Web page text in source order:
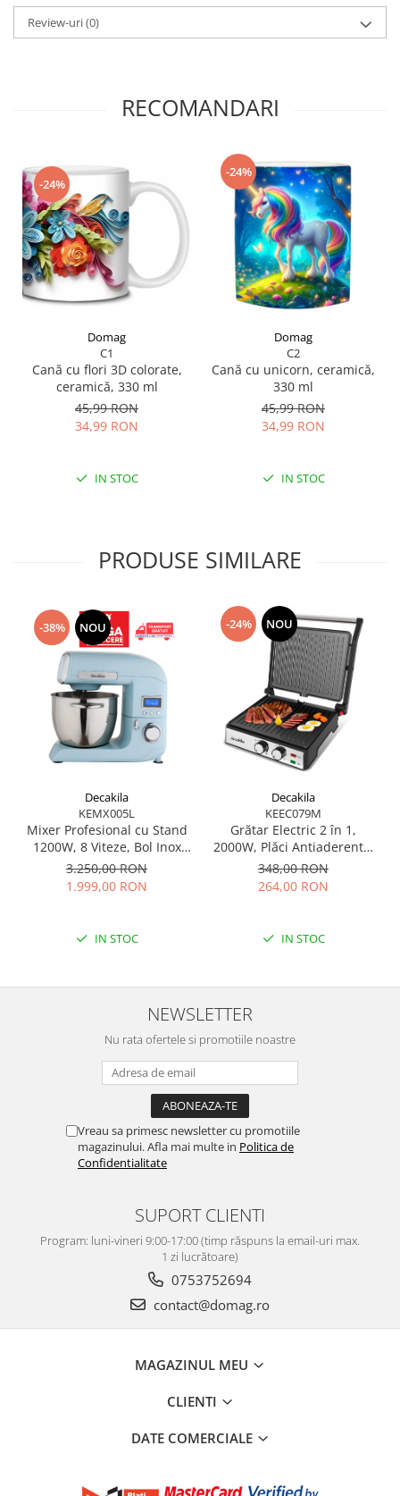
Trafalet
Unelte pentru altoit
Greble
Motoforeze și Burghie de Pământ
Ventilatoare
Review-uri(0)
RECOMANDARI
-24%
Domag
C1
Cană cu flori 3D colorate,
ceramică, 330 ml
45,99 RON
34,99 RON
IN STOC
-24%
Domag
C2
Cană cu unicorn, ceramică,
330 ml
45,99 RON
34,99 RON
IN STOC
PRODUSE SIMILARE
-38% NOU
Decakila
KEMX005L
Mixer Profesional cu Stand
1200W, 8 Viteze, Bol Inox
5.5L, Accesorii Complete –
Tocător, Blender, Mașină de
Tocat Carne, Aparat de
3.250,00 RON
1.999,00 RON
IN STOC
-24% NOU
Decakila
KEEC079M
Grătar Electric 2 în 1,
2000W, Plăci Antiaderente,
Cronometru și Control
Temperatură – 4 Felii,
Siguranță Termică, Design
348,00 RON
264,00 RON
IN STOC
NEWSLETTER
Nu rata ofertele si promotiile noastre
Vreau sa primesc newsletter cu promotiile
magazinului. Afla mai multe in Politica de
Confidentialitate
SUPORT CLIENTI
Program: luni-vineri 9:00-17:00 (timp răspuns la email-uri max.
1 zi lucrătoare)
0753752694
contact@domag.ro
MAGAZINUL MEU
CLIENTI
DATE COMERCIALE